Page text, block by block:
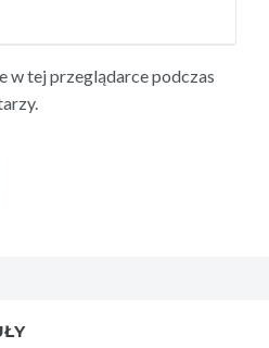
w tej przeglądarce podczas